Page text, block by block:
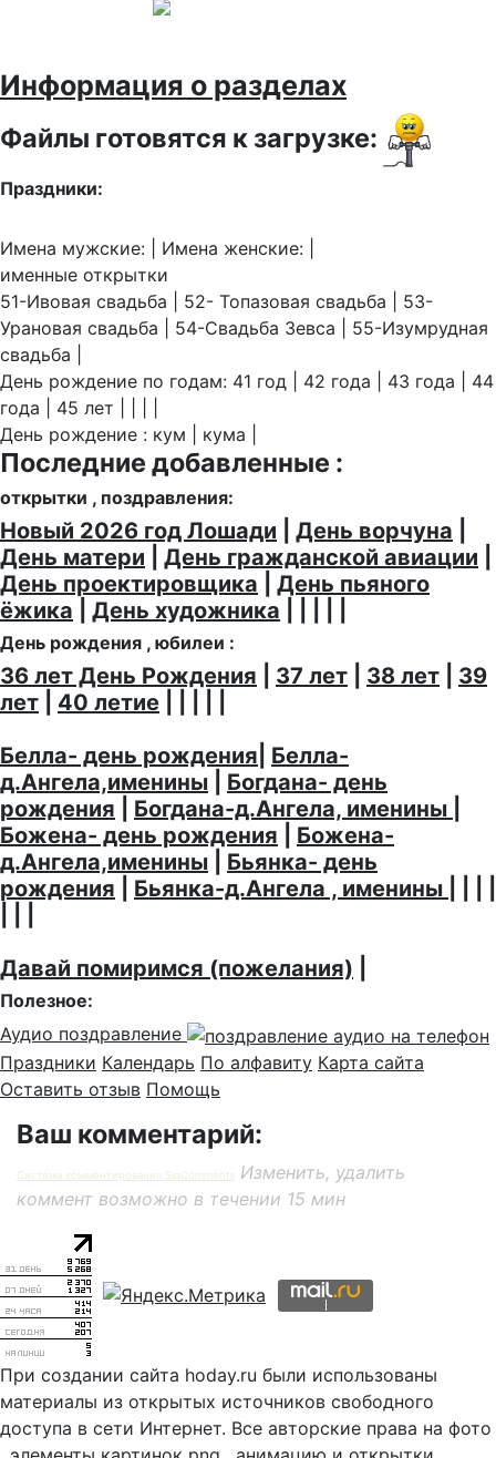
Информация о разделах
Файлы готовятся к загрузке:
Праздники:
Имена мужские: | Имена женские: |
именные открытки
51-Ивовая свадьба | 52- Топазовая свадьба | 53-
Урановая свадьба | 54-Свадьба Зевса | 55-Изумрудная
свадьба |
День рождение по годам: 41 год | 42 года | 43 года | 44
года | 45 лет | | | |
День рождение : кум | кума |
Последние добавленные :
открытки , поздравления:
Новый 2026 год Лошади День ворчуна
День матери
День гражданской авиации
День проектировщика
День пьяного
ёжика
День художника
День рождения , юбилеи :
36 лет День Рождения 37 лет 38 лет
39
лет
40 летие
Белла- день рождения Белла-
д.Ангела,именины
Богдана- день
рождения
Богдана-д.Ангела, именины
Божена- день рождения
Божена-
д.Ангела,именины
Бьянка- день
рождения
Бьянка-д.Ангела , именины
Давай помиримся (пожелания)
Полезное:
Аудио поздравление
Праздники Календарь По алфавиту Карта сайта
Оставить отзыв Помощь
Ваш комментарий:
Система комментирования SigComments
Изменить, удалить
коммент возможно в течении 15 мин
При создании сайта hoday.ru были использованы
материалы из открытых источников свободного
доступа в сети Интернет. Все авторские права на фото